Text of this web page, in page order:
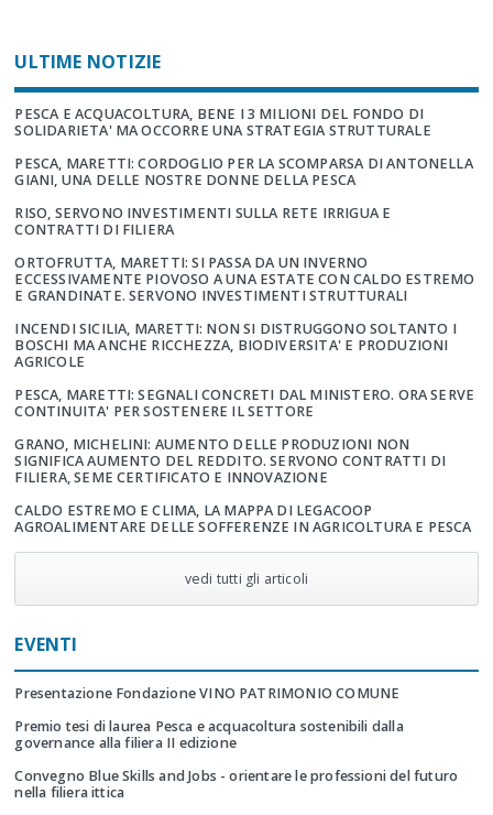
ULTIME NOTIZIE
PESCA E ACQUACOLTURA, BENE I 3 MILIONI DEL FONDO DI
SOLIDARIETA' MA OCCORRE UNA STRATEGIA STRUTTURALE
PESCA, MARETTI: CORDOGLIO PER LA SCOMPARSA DI ANTONELLA
GIANI, UNA DELLE NOSTRE DONNE DELLA PESCA
RISO, SERVONO INVESTIMENTI SULLA RETE IRRIGUA E
CONTRATTI DI FILIERA
ORTOFRUTTA, MARETTI: SI PASSA DA UN INVERNO
ECCESSIVAMENTE PIOVOSO A UNA ESTATE CON CALDO ESTREMO
E GRANDINATE. SERVONO INVESTIMENTI STRUTTURALI
INCENDI SICILIA, MARETTI: NON SI DISTRUGGONO SOLTANTO I
BOSCHI MA ANCHE RICCHEZZA, BIODIVERSITA' E PRODUZIONI
AGRICOLE
PESCA, MARETTI: SEGNALI CONCRETI DAL MINISTERO. ORA SERVE
CONTINUITA' PER SOSTENERE IL SETTORE
GRANO, MICHELINI: AUMENTO DELLE PRODUZIONI NON
SIGNIFICA AUMENTO DEL REDDITO. SERVONO CONTRATTI DI
FILIERA, SEME CERTIFICATO E INNOVAZIONE
CALDO ESTREMO E CLIMA, LA MAPPA DI LEGACOOP
AGROALIMENTARE DELLE SOFFERENZE IN AGRICOLTURA E PESCA
vedi tutti gli articoli
EVENTI
Presentazione Fondazione VINO PATRIMONIO COMUNE
Premio tesi di laurea Pesca e acquacoltura sostenibili dalla
governance alla filiera II edizione
Convegno Blue Skills and Jobs - orientare le professioni del futuro
nella filiera ittica